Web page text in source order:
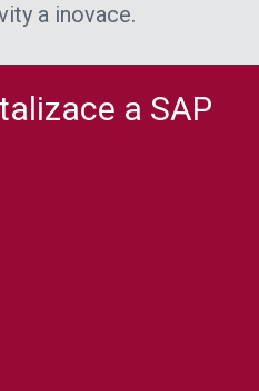
a inovace.
a SAP